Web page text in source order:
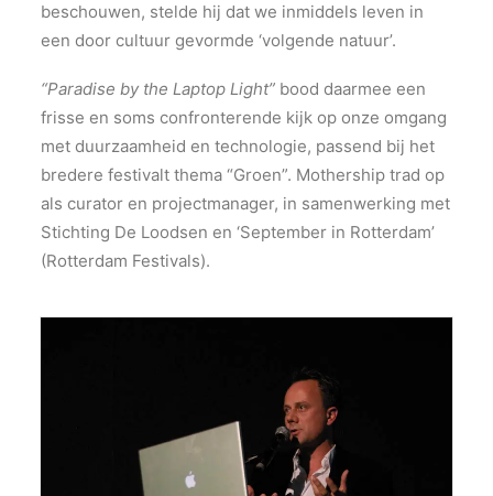
beschouwen, stelde hij dat we inmiddels leven in
een door cultuur gevormde ‘volgende natuur’.
“Paradise by the Laptop Light” bood daarmee een
frisse en soms confronterende kijk op onze omgang
met duurzaamheid en technologie, passend bij het
bredere festivalt thema “Groen”. Mothership trad op
als curator en projectmanager, in samenwerking met
Stichting De Loodsen en ‘September in Rotterdam’
(Rotterdam Festivals).